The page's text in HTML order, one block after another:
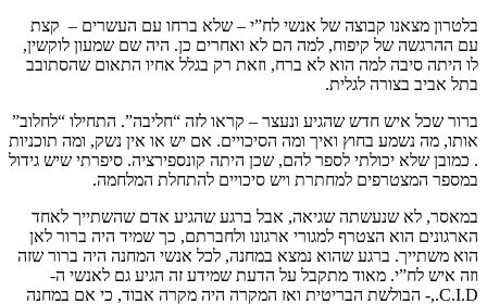
בלטרון מצאנו קבוצה של אנשי לח”י – שלא ברחו עם העשרים – קצת
עם ההרגשה של קיפוח, למה הם לא ואחרים כן. היה שם שמעון לוקשין,
לו היתה סיבה למה הוא לא ברח, וזאת רק בגלל אחיו התאום שהסתובב
בתל אביב בצורה לגלית.
ברור שכל איש חדש שהגיע ונעצר – קראו לזה “חליבה”. התחילו “לחלוב”
אותו, מה נשמע בחוץ ואיך ומה הסיכויים. אם יש או אין נשק, ומה תוכניות
. כמובן שלא יכולתי לספר להם, שכן היתה קונספירציה. סיפרתי שיש גידול
במספר המצטרפים למחתרת ויש סיכויים להתחלת המלחמה.
במאסר, לא שנעשתה שגיאה, אבל ברגע שהגיע אדם שהשתייך לאחד
הארגונים הוא הצטרף למגורי ארגונו ולחברתם, כך שמיד היה ברור לאן
הוא משתייך. ברגע שהוא נמצא במחנה, לכל אנשי המחנה היה ברור שזה
וזה איש לח”י. מאוד מתקבל על הדעת שמידע זה הגיע גם לאנשי ה-
C.I.D.,- הבולשת הבריטית ואז המקרה היה מקרה אבוד, כי אם במחנה